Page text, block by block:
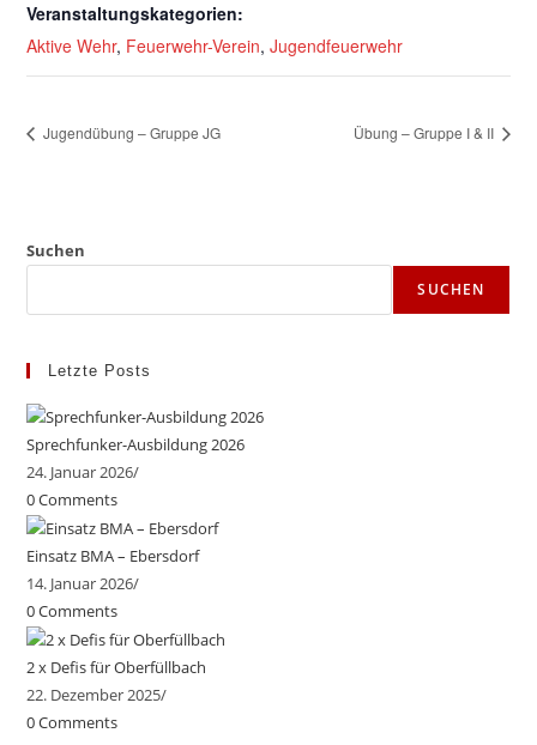
Veranstaltungskategorien:
Aktive Wehr, Feuerwehr-Verein,Jugendfeuerwehr
Jugendübung – Gruppe JG Übung – Gruppe I & II
Suchen
SUCHEN
Letzte Posts
Sprechfunker-Ausbildung 2026
24. Januar 2026/
0 Comments
Einsatz BMA – Ebersdorf
14. Januar 2026/
0 Comments
2 x Defis für Oberfüllbach
22. Dezember 2025/
0 Comments